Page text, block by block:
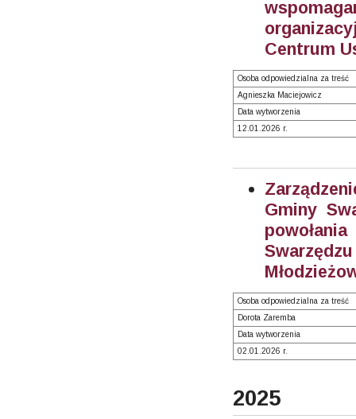
Centrum
Osoba odpowiedzialna za treść
Agnieszka Maciejowicz
Data wytworzenia
12.01.2026 r.
Gminy
Osoba odpowiedzialna za treść
Dorota Zaremba
Data wytworzenia
02.01.2026 r.
2025